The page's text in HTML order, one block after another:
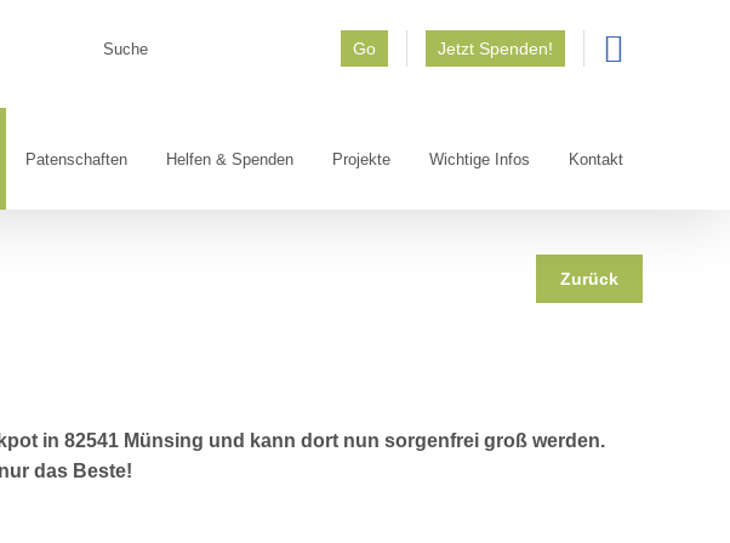
Go Jetzt Spenden!
Patenschaften Helfen & Spenden Projekte Wichtige Infos Kontakt
Zurück
in 82541 Münsing und kann dort nun sorgenfrei groß werden.
das Beste!